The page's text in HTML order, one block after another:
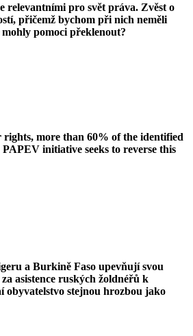
relevantními pro svět práva. Zvěst o
přičemž bychom při nich neměli
pomoci překlenout?
more than 60% of the identified
initiative seeks to reverse this
a Burkině Faso upevňují svou
asistence ruských žoldnéřů k
obyvatelstvo stejnou hrozbou jako